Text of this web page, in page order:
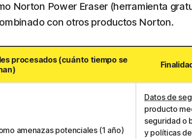
Norton Power Eraser (herramienta
con otros productos Norton.
procesados (cuánto tiempo se
amenazas potenciales (1 año)
Datos de
producto
seguridad o
y políticas